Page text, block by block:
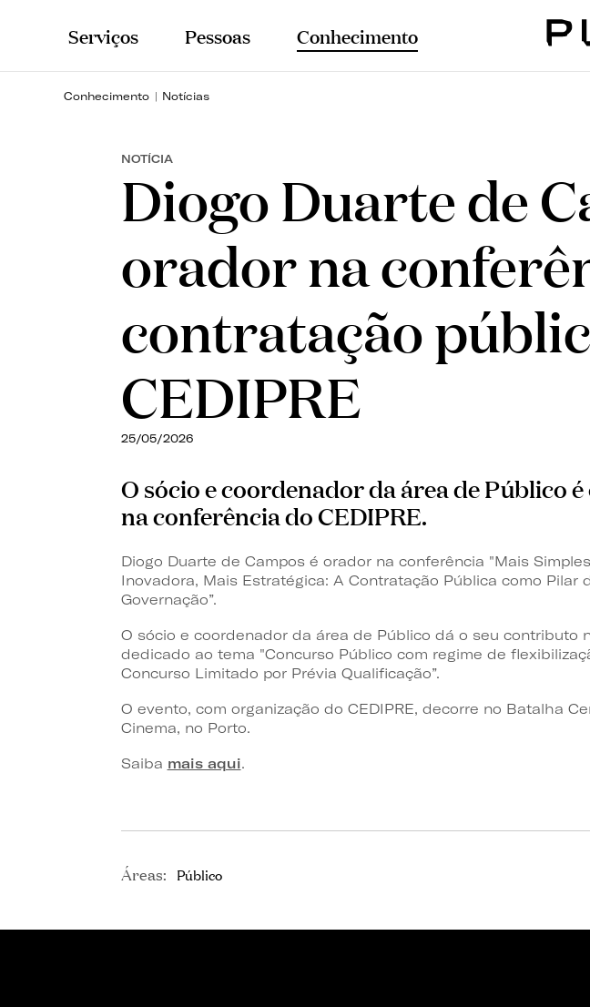
Serviços Pessoas Conhecimento
Conhecimento Notícias
NOTÍCIA
Diogo Duarte de
orador na
contratação
CEDIPRE
25/05/2026
O sócioe coordenador da área de Público
na conferência do CEDIPRE.
Diogo Duarte de Campos é orador na conferência "Mais
Inovadora, Mais Estratégica: A Contratação Pública como Pilar
Governação”.
O sócio e coordenador da área de Público dá o seu contributo
dedicado ao tema "Concurso Público com regime de
Concurso Limitado por Prévia Qualificação”.
O evento, com organização do CEDIPRE, decorre no Batalha
Cinema, no Porto.
Saiba mais aqui.
Áreas: Público